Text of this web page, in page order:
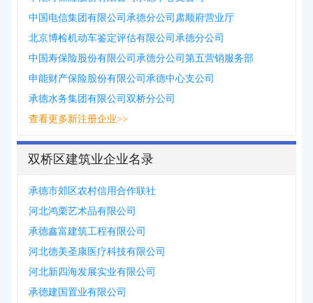
中国电信集团有限公司承德分公司肃顺府营业厅
北京博检机动车鉴定评估有限公司承德分公司
中国寿保险股份有限公司承德分公司第五营销服务部
申能财产保险股份有限公司承德中心支公司
承德水务集团有限公司双桥分公司
查看更多新注册企业>>
双桥区建筑业企业名录
承德市郊区农村信用合作联社
河北鸿栗艺术品有限公司
承德鑫富建筑工程有限公司
河北德美圣康医疗科技有限公司
河北新四海发展实业有限公司
承德建国置业有限公司